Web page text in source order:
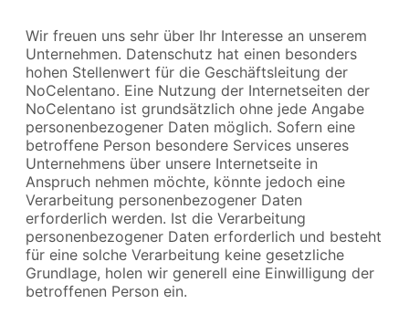
Wir freuen uns sehr über Ihr Interesse an unserem
Unternehmen. Datenschutz hat einen besonders
hohen Stellenwert für die Geschäftsleitung der
NoCelentano. Eine Nutzung der Internetseiten der
NoCelentano ist grundsätzlich ohne jede Angabe
personenbezogener Daten möglich. Sofern eine
betroffene Person besondere Services unseres
Unternehmens über unsere Internetseite in
Anspruch nehmen möchte, könnte jedoch eine
Verarbeitung personenbezogener Daten
erforderlich werden. Ist die Verarbeitung
personenbezogener Daten erforderlich und besteht
für eine solche Verarbeitung keine gesetzliche
Grundlage, holen wir generell eine Einwilligung der
betroffenen Person ein.